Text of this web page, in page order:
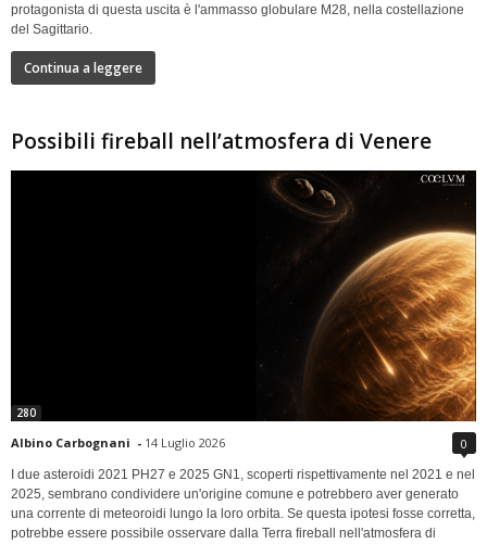
protagonista di questa uscita è l'ammasso globulare M28, nella costellazione
del Sagittario.
Continua a leggere
Possibili fireball nell’atmosfera di Venere
280
Albino Carbognani - 14 Luglio 2026 0
I due asteroidi 2021 PH27 e 2025 GN1, scoperti rispettivamente nel 2021 e nel
2025, sembrano condividere un'origine comune e potrebbero aver generato
una corrente di meteoroidi lungo la loro orbita. Se questa ipotesi fosse corretta,
potrebbe essere possibile osservare dalla Terra fireball nell'atmosfera di